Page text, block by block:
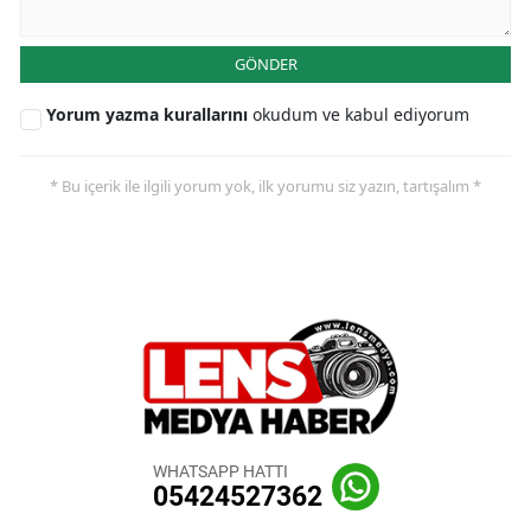
GÖNDER
Yorum yazma kurallarını okudum ve kabul ediyorum
* Bu içerik ile ilgili yorum yok, ilk yorumu siz yazın, tartışalım *
WHATSAPP HATTI
05424527362